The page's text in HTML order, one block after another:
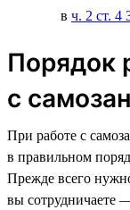
в ч. 2 ст. 4
Порядок
с
При работе с
в правильном
Прежде всего
вы сотрудничаете